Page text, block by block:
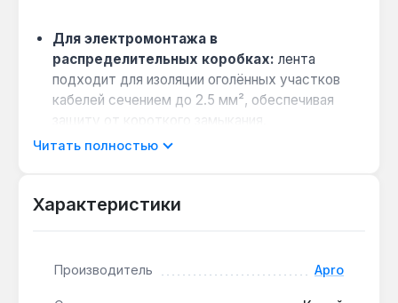
Для электромонтажа в
распределительных коробках: лента
подходит для изоляции оголённых участков
кабелей сечением до 2.5 мм², обеспечивая
защиту от короткого замыкания.
Герметизация стыков труб:
поверхностях, предотвращая протечки в
из 10 штук по 20 метров каждый позволяет
Читать полностью
Характеристики
Производитель Apro